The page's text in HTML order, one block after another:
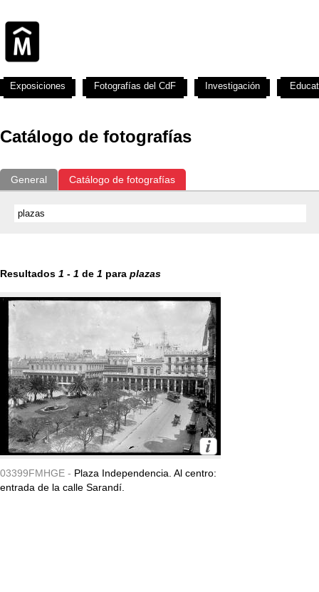
Catálogo de fotografías
General Catálogo de fotografías
Resultados 1 - 1 de 1 para plazas
03399FMHGE - Plaza Independencia. Al centro:
entrada de la calle Sarandí.
Exposiciones Fotografías del CdF Investigación